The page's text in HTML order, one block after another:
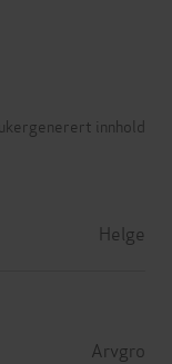
innhold
Helge
Arvgro